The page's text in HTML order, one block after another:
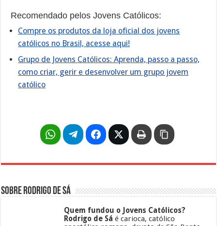
Recomendado pelos Jovens Católicos:
Compre os produtos da loja oficial dos jovens
católicos no Brasil, acesse aqui!
Grupo de Jovens Católicos: Aprenda, passo a passo,
como criar, gerir e desenvolver um grupo jovem
católico
Sobre Rodrigo de Sá
Quem fundou o Jovens Católicos?
Rodrigo de Sá é carioca, católico